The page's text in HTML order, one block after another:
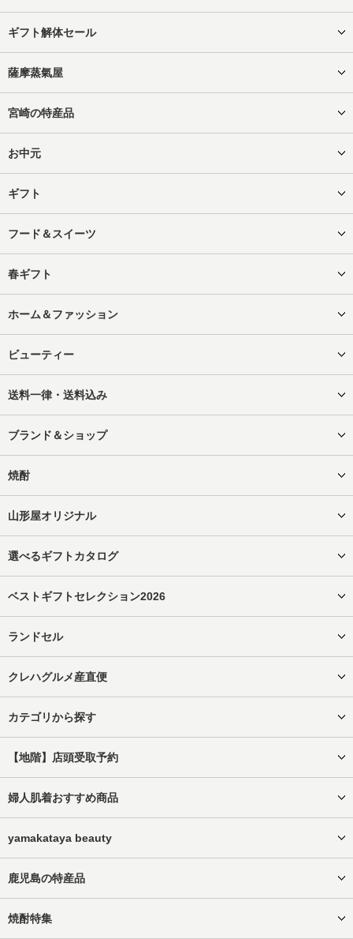
ギフト解体セール
薩摩蒸氣屋
宮崎の特産品
お中元
ギフト
フード＆スイーツ
春ギフト
ホーム＆ファッション
ビューティー
送料一律・送料込み
ブランド＆ショップ
焼酎
山形屋オリジナル
選べるギフトカタログ
ベストギフトセレクション2026
ランドセル
クレハグルメ産直便
カテゴリから探す
【地階】店頭受取予約
婦人肌着おすすめ商品
yamakataya beauty
鹿児島の特産品
焼酎特集